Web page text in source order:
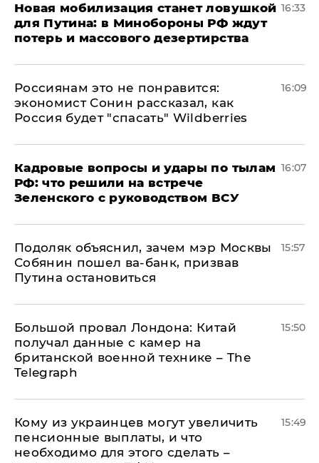
​Новая мобилизация станет ловушкой
для Путина: в Минобороны РФ ждут
потерь и массового дезертирства
16:33
Россиянам это не понравится:
экономист Сонин рассказал, как
Россия будет "спасать" Wildberries
16:09
Кадровые вопросы и удары по тылам
РФ: что решили на встрече
Зеленского с руководством ВСУ
16:07
Подоляк объяснил, зачем мэр Москвы
Собянин пошел ва-банк, призвав
Путина остановиться
15:57
Большой провал Лондона: Китай
получал данные с камер на
британской военной технике – The
Telegraph
15:50
Кому из украинцев могут увеличить
пенсионные выплаты, и что
необходимо для этого сделать –
15:49